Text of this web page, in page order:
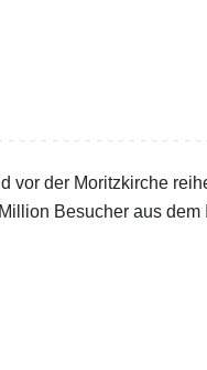
vor der Moritzkirche
Besucher aus dem